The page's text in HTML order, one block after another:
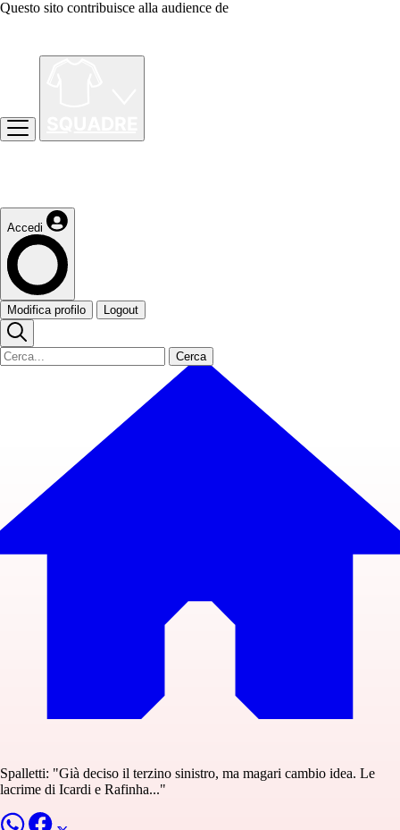
Questo sito contribuisce alla audience de
Accedi
Modifica profilo Logout
Cerca
Spalletti: "Già deciso il terzino sinistro, ma magari cambio idea. Le
lacrime di Icardi e Rafinha..."